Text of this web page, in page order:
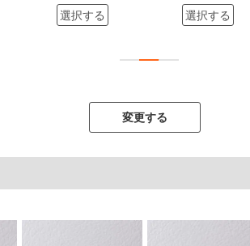
選択する
選択する
変更する